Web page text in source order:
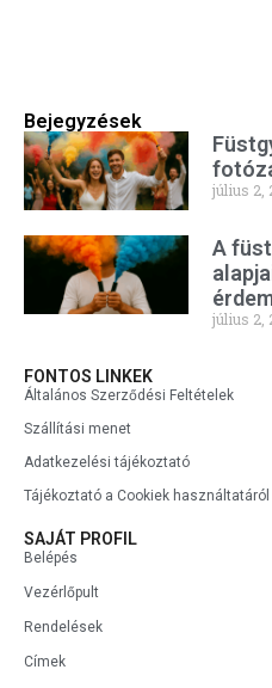
Bejegyzések
július 2,
A
július 2,
FONTOS LINKEK
Általános Szerződési Feltételek
Szállítási menet
Adatkezelési tájékoztató
Tájékoztató a Cookiek használtatáról
SAJÁT PROFIL
Belépés
Vezérlőpult
Rendelések
Címek